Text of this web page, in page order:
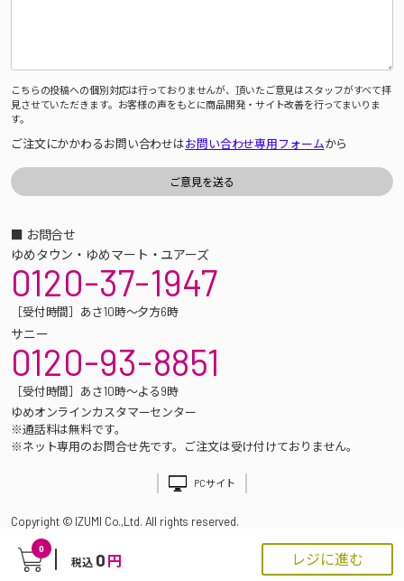
0
税込 0 円 レジに進む
こちらの投稿への個別対応は行っておりませんが、頂いたご意見はスタッフがすべて拝
見させていただきます。お客様の声をもとに商品開発・サイト改善を行ってまいりま
す。
ご注文にかかわるお問い合わせはお問い合わせ専用フォームから
■ お問合せ
ゆめタウン・ゆめマート・ユアーズ
0120-37-1947
［受付時間］あさ10時～夕方6時
サニー
0120-93-8851
［受付時間］あさ10時～よる9時
ゆめオンラインカスタマーセンター
※通話料は無料です。
※ネット専用のお問合せ先です。ご注文は受け付けておりません。
PCサイト
Copyright © IZUMI Co.,Ltd. All rights reserved.